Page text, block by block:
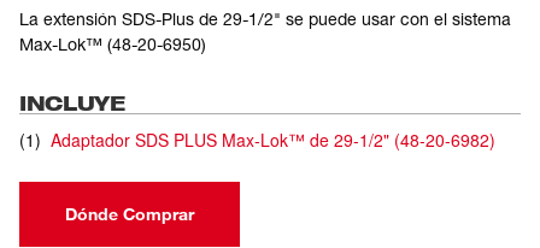
La extensión SDS-Plus de 29-1/2" se puede usar con el sistema
Max-Lok™ (48-20-6950)
INCLUYE
(1) Adaptador SDS PLUS Max-Lok™ de 29-1/2" (48-20-6982)
Dónde Comprar